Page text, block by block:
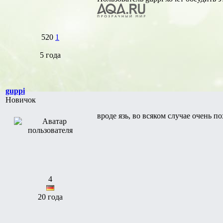
520 1
5 года
guppi
Новичок
4
20 года
вроде язь, во всяком случае очень